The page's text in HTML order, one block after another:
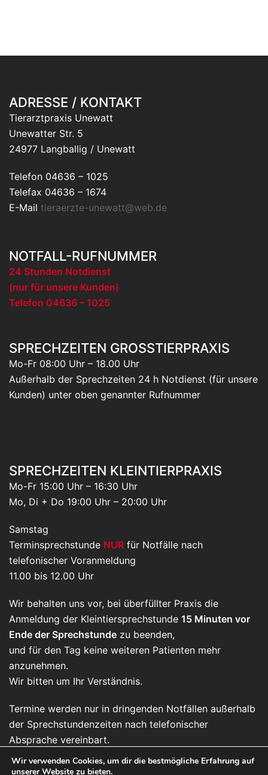
ADRESSE / KONTAKT
Tierarztpraxis Unewatt
Unewatter Str. 5
24977 Langballig / Unewatt
Telefon 04636 – 1025
Telefax 04636 – 1674
E-Mail tieraerzte-unewatt@web.de
NOTFALL-RUFNUMMER
24 Stunden Notdienst
(nur für unsere Kunden)
Telefon 04636 – 1025
SPRECHZEITEN GROSSTIERPRAXIS
Mo-Fr 08:00 Uhr – 18.00 Uhr
Außerhalb der Sprechzeiten 24 h Notdienst (für unsere
Kunden) unter oben genannter Rufnummer
SPRECHZEITEN KLEINTIERPRAXIS
Mo-Fr 15:00 Uhr – 16:30 Uhr
Mo, Di + Do 19:00 Uhr – 20:00 Uhr
Samstag
Terminsprechstunde NUR für Notfälle nach
telefonischer Voranmeldung
11.00 bis 12.00 Uhr
Wir behalten uns vor, bei überfüllter Praxis die
Anmeldung der Kleintiersprechstunde 15 Minuten vor
Ende der Sprechstunde zu beenden,
und für den Tag keine weiteren Patienten mehr
anzunehmen.
Wir bitten um Ihr Verständnis.
Termine werden nur in dringenden Notfällen außerhalb
der Sprechstundenzeiten nach telefonischer
Absprache vereinbart.
Wir verwenden Cookies, um dir die bestmögliche Erfahrung auf
unserer Website zu bieten.